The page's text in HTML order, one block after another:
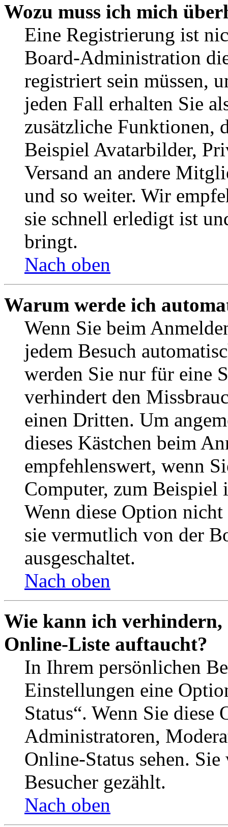
Wozu muss ich mich
Eine Registrierung ist
Board-Administration
registriert sein müssen,
jeden Fall erhalten Sie
zusätzliche Funktionen,
Beispiel Avatarbilder,
Versand an andere
und so weiter. Wir
sie schnell erledigt ist
bringt.
Nach oben
Warum werde ich
Wenn Sie beim
jedem Besuch
werden Sie nur für eine
verhindert den
einen Dritten. Um
dieses Kästchen beim
empfehlenswert, wenn
Computer, zum Beispiel
Wenn diese Option
sie vermutlich von der
ausgeschaltet.
Nach oben
Wie kann ich verhindern,
Online-Liste auftaucht?
In Ihrem persönlichen
Einstellungen eine
Status“. Wenn Sie
Administratoren,
Online-Status sehen.
Besucher gezählt.
Nach oben